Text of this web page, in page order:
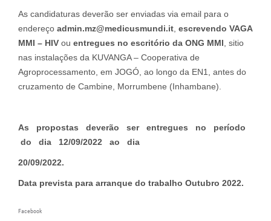
As candidaturas deverão ser enviadas via email para o
endereço admin.mz@medicusmundi.it escrevendo VAGA
MMI – HIV ou entregues no escritório da ONG MMI , sitio
nas instalações da KUVANGA – Cooperativa de
Agroprocessamento, em JOGÓ, ao longo da EN1, antes do
cruzamento de Cambine, Morrumbene (Inhambane).
As propostas deverão ser entregues no período
do dia 12/09/2022 ao dia
20/09/2022.
Data prevista para arranque do trabalho Outubro 2022.
Facebook